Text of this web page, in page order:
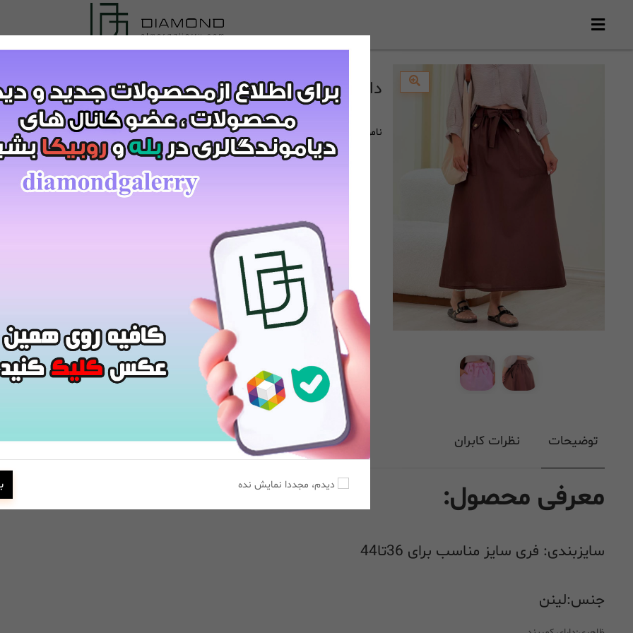
دامن دو جیب(119)کد:7567
ناموجود
توضیحات نظرات کابران
معرفی محصول:
سایزبندی: فری سایز مناسب برای 36تا44
جنس:لینن
دیدم، مجددا نمایش نده